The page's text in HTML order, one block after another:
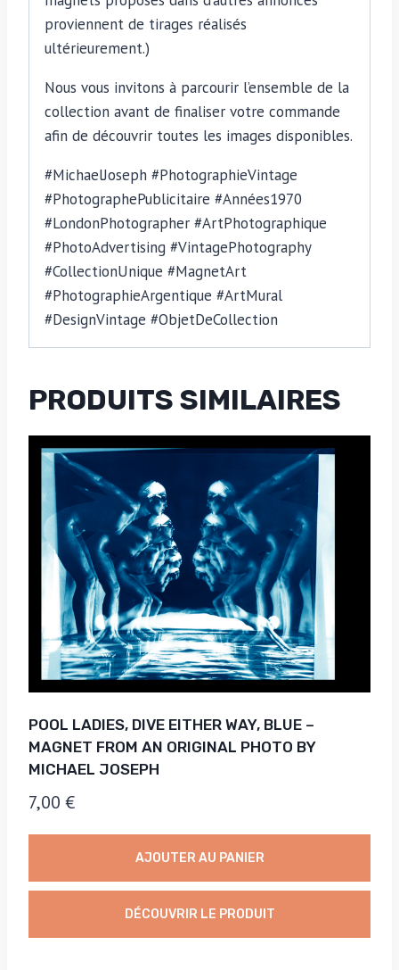
proviennent de tirages réalisés
ultérieurement.)
Nous vous invitons à parcourir l’ensemble de la
collection avant de finaliser votre commande
afin de découvrir toutes les images disponibles.
#MichaelJoseph #PhotographieVintage
#PhotographePublicitaire #Années1970
#LondonPhotographer #ArtPhotographique
#PhotoAdvertising #VintagePhotography
#CollectionUnique #MagnetArt
#PhotographieArgentique #ArtMural
#DesignVintage #ObjetDeCollection
PRODUITS SIMILAIRES
POOL LADIES, DIVE EITHER WAY, BLUE –
MAGNET FROM AN ORIGINAL PHOTO BY
MICHAEL JOSEPH
7,00 €
AJOUTER AU PANIER
DÉCOUVRIR LE PRODUIT